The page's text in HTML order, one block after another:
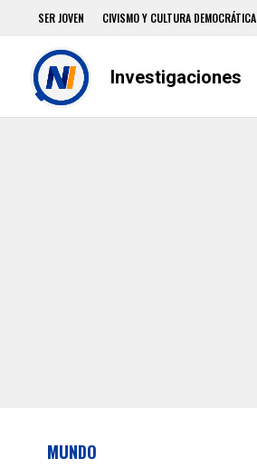
SER JOVEN CIVISMO Y CULTURA DEMOCRÁTICA
Investigaciones
MUNDO